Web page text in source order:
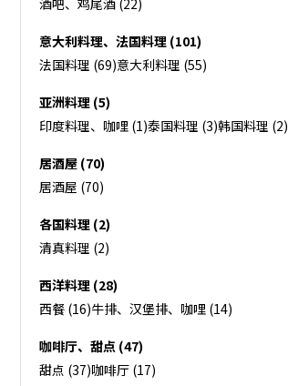
酒吧、鸡尾酒 (22)
意大利料理、法国料理 (101)
法国料理 (69)意大利料理 (55)
亚洲料理 (5)
印度料理、咖哩 (1)泰国料理 (3)韩国料理 (2)
居酒屋 (70)
居酒屋 (70)
各国料理 (2)
清真料理 (2)
西洋料理 (28)
西餐 (16)牛排、汉堡排、咖哩 (14)
咖啡厅、甜点 (47)
甜点 (37)咖啡厅 (17)